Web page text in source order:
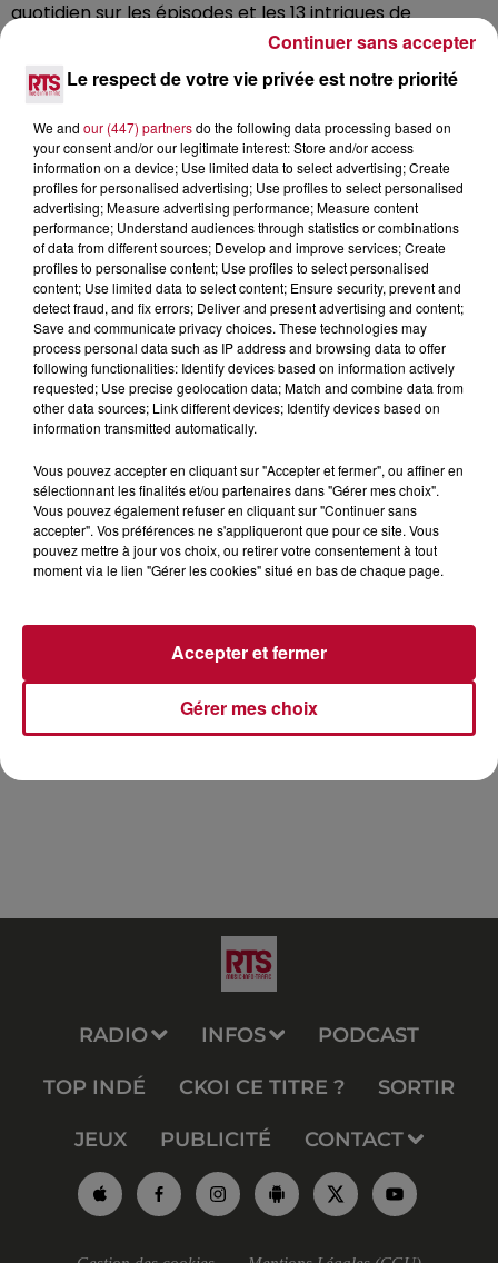
quotidien sur les épisodes et les 13 intrigues de
chacune des saisons, c'est également 2 à 3 équipes de
tournage qui tournent simultanément avec en
moyenne 50 acteurs et figurants. Entrez dans les
coulisses de "Demain nous appartient" et partez à la
rencontre de ses acteurs et réalisateurs . Au
commande de cette visite exceptionnelle Grégoire
Champion alias Timothée dans la série. Nos Réseaux :
Site : http://bit.ly/2Zepr3Y Facebook :
http://bit.ly/2ZljaDs Insta : http://bit.ly/2KFWzxq
Twitter : http://bit.ly/2F3R1cw Cadrage & Montage :
M.Lemaigre, Martin Mystère, Pauline
#demainnousappartient #visite #coulisse #tf1
RADIO INFOS PODCAST
TOP INDÉ CKOI CE TITRE ? SORTIR
JEUX PUBLICITÉ CONTACT
Le respect de votre vie privée est notre priorité
We and our (447) partnersdo the following data processing based on
your consent and/or our legitimate interest: Store and/or access
information on a device; Use limited data to select advertising; Create
profiles for personalised advertising; Use profiles to select personalised
advertising; Measure advertising performance; Measure content
performance; Understand audiences through statistics or combinations
of data from different sources; Develop and improve services; Create
profiles to personalise content; Use profiles to select personalised
content; Use limited data to select content; Ensure security, prevent and
detect fraud, and fix errors; Deliver and present advertising and content;
Save and communicate privacy choices. These technologies may
process personal data such as IP address and browsing data to offer
following functionalities: Identify devices based on information actively
requested; Use precise geolocation data; Match and combine data from
other data sources; Link different devices; Identify devices based on
information transmitted automatically.
Vous pouvez accepter en cliquant sur "Accepter et fermer", ou affiner en
sélectionnant les finalités et/ou partenaires dans "Gérer mes choix".
Vous pouvez également refuser en cliquant sur "Continuer sans
accepter". Vos préférences ne s'appliqueront que pour ce site. Vous
pouvez mettre à jour vos choix, ou retirer votre consentement à tout
moment via le lien "Gérer les cookies" situé en bas de chaque page.
Gérer mes choix
Accepter et fermer
Continuer sans accepter